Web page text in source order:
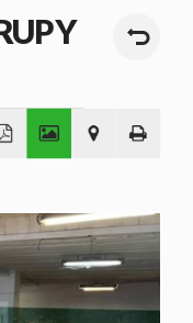
OFERTA
OFERTA